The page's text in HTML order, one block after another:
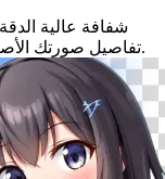
تفاصيل صورتك الأصلية، جاهزة للاستخدام الاحترافي في أي مكان.